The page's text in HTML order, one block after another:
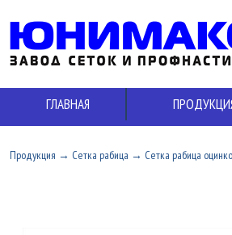
ГЛАВНАЯ
Продукция → Сетка рабица → Сетка рабица